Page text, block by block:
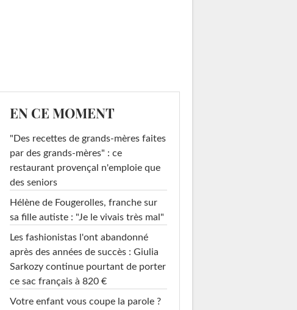
EN CE MOMENT
"Des recettes de grands-mères faites
par des grands-mères" : ce
restaurant provençal n'emploie que
des seniors
Hélène de Fougerolles, franche sur
sa fille autiste : "Je le vivais très mal"
Les fashionistas l'ont abandonné
après des années de succès : Giulia
Sarkozy continue pourtant de porter
ce sac français à 820 €
Votre enfant vous coupe la parole ?